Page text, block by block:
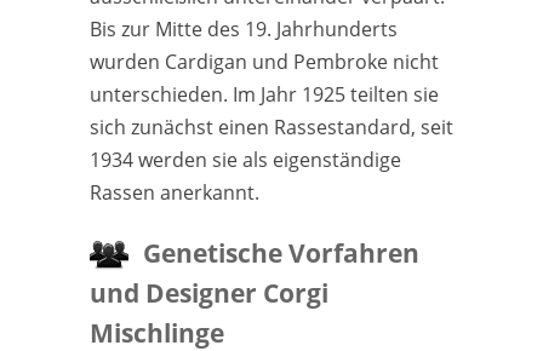
Bis zur Mitte des 19. Jahrhunderts
wurden Cardigan und Pembroke nicht
unterschieden. Im Jahr 1925 teilten sie
sich zunächst einen Rassestandard, seit
1934 werden sie als eigenständige
Rassen anerkannt.
Genetische Vorfahren
und Designer Corgi
Mischlinge